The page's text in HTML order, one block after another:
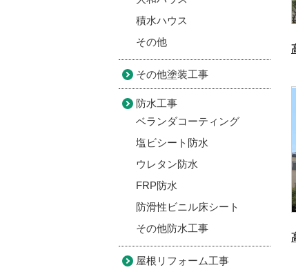
積水ハウス
その他
その他塗装工事
防水工事
ベランダコーティング
塩ビシート防水
ウレタン防水
FRP防水
防滑性ビニル床シート
その他防水工事
屋根リフォーム工事